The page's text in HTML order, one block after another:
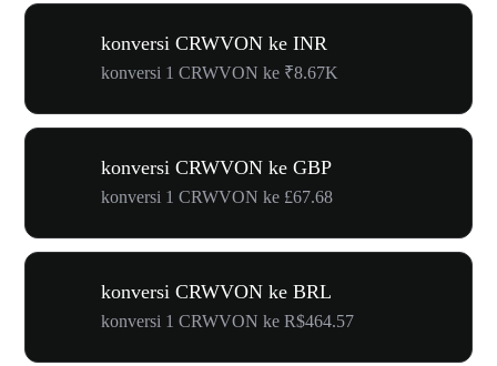
konversi CRWVON ke INR
konversi 1 CRWVON ke ₹8.67K
konversi CRWVON ke GBP
konversi 1 CRWVON ke £67.68
konversi CRWVON ke BRL
konversi 1 CRWVON ke R$464.57